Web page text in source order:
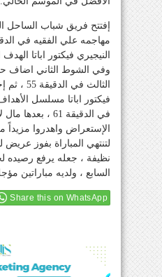
إفتتح فريق شباب الساحل
وفي الشوط الثاني اضاف
الثالث في
فيكتور اباتا مسلسل
في الدقيقة 61 ،
الإستعراض واهدروا مزيداً
لتنتهي المباراة بفوز
نظيفة ، جعله يرفع
السابع ، ولديه مباراتين
Share this on WhatsApp